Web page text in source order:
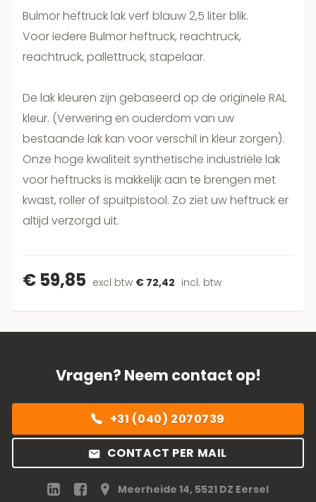
Bulmor heftruck lak verf blauw 2,5 liter blik.
Voor iedere Bulmor heftruck, reachtruck,
reachtruck, pallettruck, stapelaar.
De lak kleuren zijn gebaseerd op de originele RAL
kleur. (Verwering en ouderdom van uw
bestaande lak kan voor verschil in kleur zorgen).
Onze hoge kwaliteit synthetische industriële lak
voor heftrucks is makkelijk aan te brengen met
kwast, roller of spuitpistool. Zo ziet uw heftruck er
altijd verzorgd uit.
€ 59,85 excl btw € 72,42 incl. btw
Vragen? Neem contact op!
+31 (040) 2070739
CONTACT PER MAIL
Meerheide 14, 5521 DZ Eersel